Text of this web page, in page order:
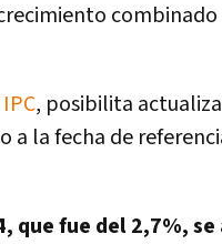
combinado
, posibilita
a la fecha de
que fue del 2,7%, se